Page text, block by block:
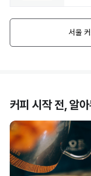
서울
커피 시작 전, 알